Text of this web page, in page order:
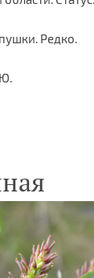
Редко.